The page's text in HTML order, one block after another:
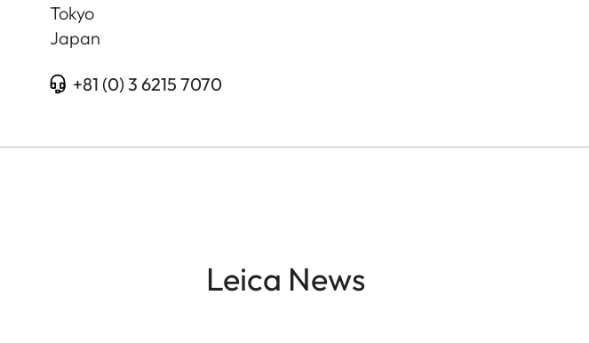
Tokyo
Japan
+81 (0) 3 6215 7070
Leica News